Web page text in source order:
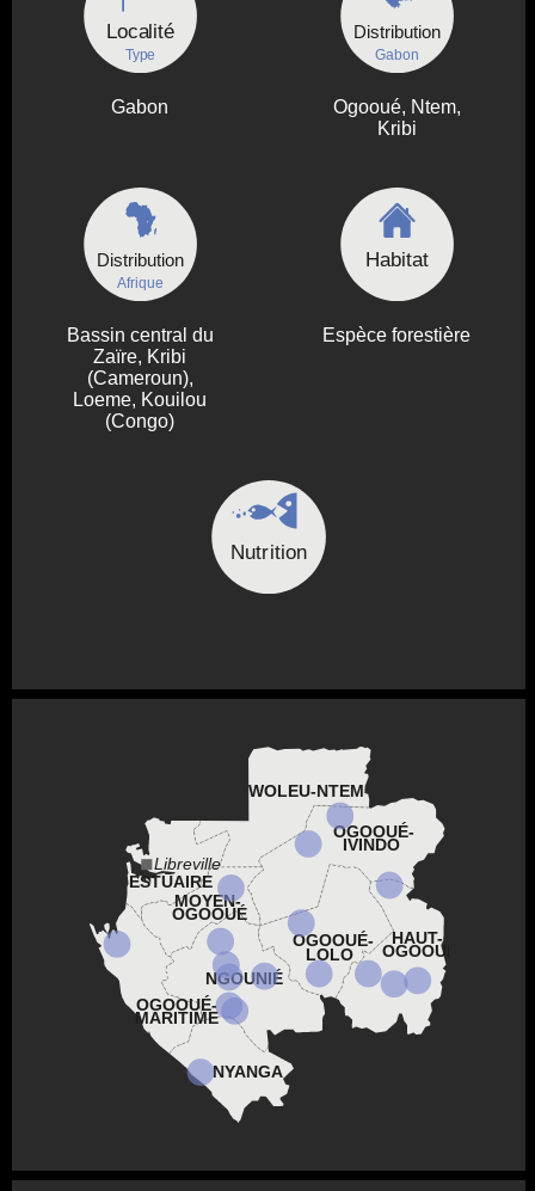
Localité
Type
Gabon
Distribution
Gabon
Ogooué, Ntem,
Kribi
Distribution
Afrique
Bassin central du
Zaïre, Kribi
(Cameroun),
Loeme, Kouilou
(Congo)
Habitat
Espèce forestière
Nutrition
NYANGA
OGOOUÉ-
MARITIME
NGOUNIÉ
OGOOUÉ-
LOLO
HAUT-
OGOOUÉ
MOYEN-
OGOOUÉ
ESTUAIRE
OGOOUÉ-
IVINDO
WOLEU-NTEM
Libreville